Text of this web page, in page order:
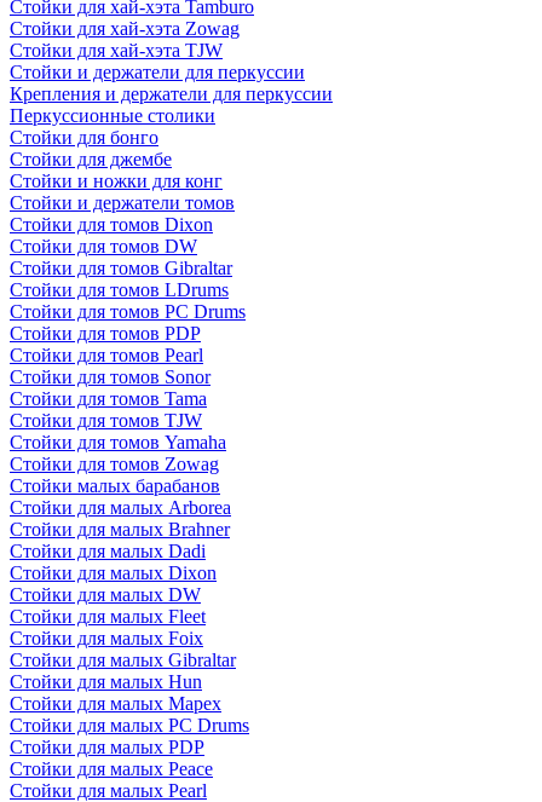
Стойки для хай-хэта Tamburo
Стойки для хай-хэта Zowag
Стойки для хай-хэта TJW
Стойки и держатели для перкуссии
Крепления и держатели для перкуссии
Перкуссионные столики
Стойки для бонго
Стойки для джембе
Стойки и ножки для конг
Стойки и держатели томов
Стойки для томов Dixon
Стойки для томов DW
Стойки для томов Gibraltar
Стойки для томов LDrums
Стойки для томов PC Drums
Стойки для томов PDP
Стойки для томов Pearl
Стойки для томов Sonor
Стойки для томов Tama
Стойки для томов TJW
Стойки для томов Yamaha
Стойки для томов Zowag
Стойки малых барабанов
Стойки для малых Arborea
Стойки для малых Brahner
Стойки для малых Dadi
Стойки для малых Dixon
Стойки для малых DW
Стойки для малых Fleet
Стойки для малых Foix
Стойки для малых Gibraltar
Стойки для малых Hun
Стойки для малых Mapex
Стойки для малых PC Drums
Стойки для малых PDP
Стойки для малых Peace
Стойки для малых Pearl